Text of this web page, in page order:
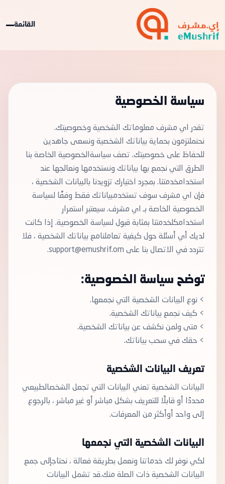
القائمة
سياسة الخصوصية
تقدر اي مشرف معلوماتك الشخصية وخصوصيتك.
نحنملتزمون بحماية بياناتك الشخصية ونسعى جاهدين
للحفاظ على خصوصيتك. تصف سياسةالخصوصية الخاصة بنا
الطرق التي نجمع بها بياناتك ونستخدمها ونعالجها عند
استخدامخدمتنا. بمجرد اختيارك تزويدنا بالبيانات الشخصية ،
فإن اي مشرف سوف تستخدمبياناتك فقط وفقًا لسياسة
الخصوصية الخاصة بـ اي مشرف. سيعتبر استمرار
استخدامكلخدمتنا بمثابة قبول لسياسة الخصوصية. إذا كانت
لديك أي أسئلة حول كيفية تعاملنامع بياناتك الشخصية ، فلا
تتردد في الاتصال بنا على support@emushrif.om.
توضح سياسة الخصوصية:
> نوع البيانات الشخصية التي نجمعها.
> كيف نجمع بياناتك الشخصية.
> متى ولمن نكشف عن بياناتك الشخصية.
> حقك في سحب بياناتك.
تعريف البيانات الشخصية
البيانات الشخصية تعني البيانات التي تجعل الشخصالطبيعي
محددًا أو قابلًا للتعريف بشكل مباشر أو غير مباشر ، بالرجوع
إلى واحد أوأكثر من المعرفات.
البيانات الشخصية التي نجمعها
لكي نوفر لك خدماتنا ونعمل بطريقة فعالة ، نحتاجإلى جمع
البيانات الشخصية ذات الصلة منك.قد تشمل البيانات